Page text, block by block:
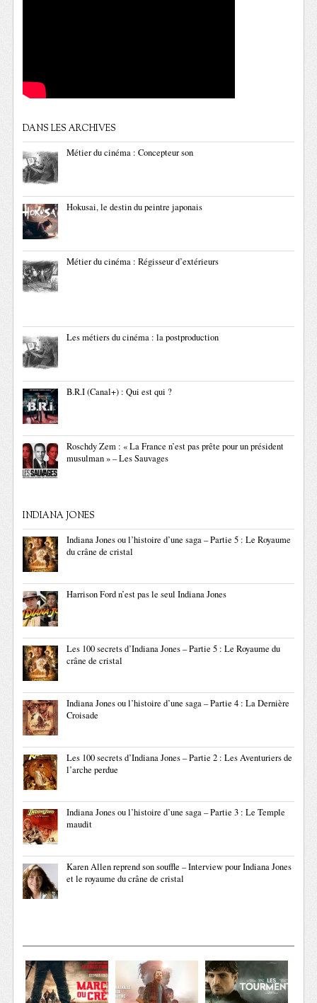
DANS LES ARCHIVES
Métier du cinéma : Concepteur son
Hokusai, le destin du peintre japonais
Métier du cinéma : Régisseur d’extérieurs
Les métiers du cinéma : la postproduction
B.R.I (Canal+) : Qui est qui ?
Roschdy Zem : « La France n’est pas prête pour un président
musulman » – Les Sauvages
INDIANA JONES
Indiana Jones ou l’histoire d’une saga – Partie 5 : Le Royaume
du crâne de cristal
Harrison Ford n’est pas le seul Indiana Jones
Les 100 secrets d’Indiana Jones – Partie 5 : Le Royaume du
crâne de cristal
Indiana Jones ou l’histoire d’une saga – Partie 4 : La Dernière
Croisade
Les 100 secrets d’Indiana Jones – Partie 2 : Les Aventuriers de
l’arche perdue
Indiana Jones ou l’histoire d’une saga – Partie 3 : Le Temple
maudit
Karen Allen reprend son souffle – Interview pour Indiana Jones
et le royaume du crâne de cristal